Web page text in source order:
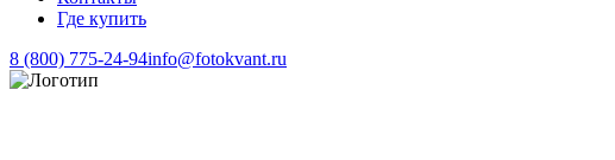
Где купить
8 (800) 775-24-94info@fotokvant.ru